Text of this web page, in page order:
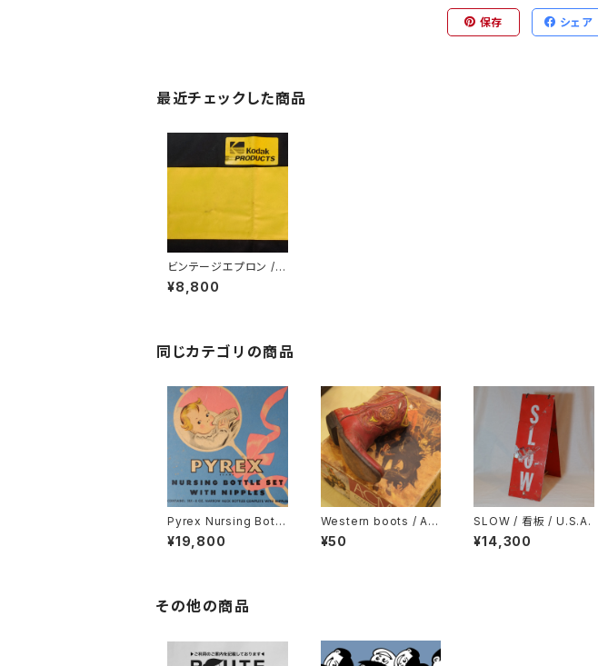
保存 シェア
最近チェックした商品
ビンテージエプロン / K
ODAK / U.S.A.
¥8,800
同じカテゴリの商品
Pyrex Nursing Bottl
es Set / Corning Gla
ss Works /NY 1923-
¥19,800
Western boots / AC
ME / U.S.A.
¥50
SLOW / 看板 / U.S.A.
¥14,300
その他の商品